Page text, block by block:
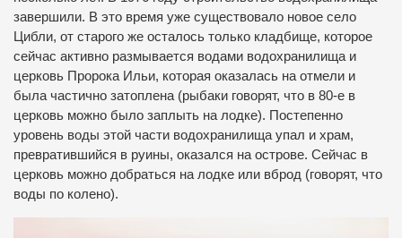
завершили. В это время уже существовало новое село
Цибли, от старого же осталось только кладбище, которое
сейчас активно размывается водами водохранилища и
церковь Пророка Ильи, которая оказалась на отмели и
была частично затоплена (рыбаки говорят, что в 80-е в
церковь можно было заплыть на лодке). Постепенно
уровень воды этой части водохранилища упал и храм,
превратившийся в руины, оказался на острове. Сейчас в
церковь можно добраться на лодке или вброд (говорят, что
воды по колено).